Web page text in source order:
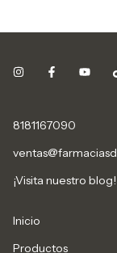
8181167090
¡Visita nuestro blog!
Inicio
Productos